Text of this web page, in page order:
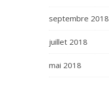
septembre 2018
juillet 2018
mai 2018